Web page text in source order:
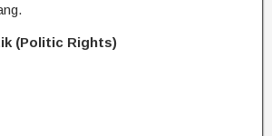
(Politic Rights)